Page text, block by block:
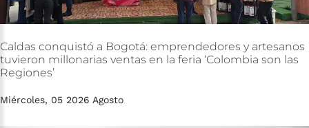
Caldas conquistó a Bogotá: emprendedores y artesanos
tuvieron millonarias ventas en la feria ‘Colombia son las
Regiones’
Miércoles, 05 2026 Agosto